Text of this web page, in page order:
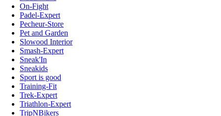
On-Fight
Padel-Expert
Pecheur-Store
Pet and Garden
Slowood Interior
Smash-Expert
Sneak'In
Sneakids
Sport is good
Training-Fit
Trek-Expert
Triathlon-Expert
TripNBikers